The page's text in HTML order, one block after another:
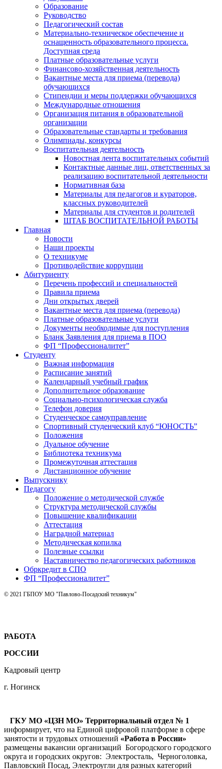
Образование
Руководство
Педагогический состав
Материально-техническое обеспечение и
оснащенность образовательного процесса.
Доступная среда
Платные образовательные услуги
Финансово-хозяйственная деятельность
Вакантные места для приема (перевода)
обучающихся
Стипендии и меры поддержки обучающихся
Международные отношения
Организация питания в образовательной
организации
Образовательные стандарты и требования
Олимпиады, конкурсы
Воспитательная деятельность
Новостная лента воспитательных событий
Контактные данные лиц, ответственных за
реализацию воспитательной деятельности
Нормативная база
Материалы для педагогов и кураторов,
классных руководителей
Материалы для студентов и родителей
ШТАБ ВОСПИТАТЕЛЬНОЙ РАБОТЫ
Главная
Новости
Наши проекты
О техникуме
Противодействие коррупции
Абитуриенту
Перечень профессий и специальностей
Правила приема
Дни открытых дверей
Вакантные места для приема (перевода)
Платные образовательные услуги
Документы необходимые для поступления
Бланк Заявления для приема в ПОО
ФП “Профессионалитет”
Студенту
Важная информация
Расписание занятий
Календарный учебный график
Дополнительное образование
Социально-психологическая служба
Телефон доверия
Студенческое самоуправление
Спортивный студенческий клуб “ЮНОСТЬ”
Положения
Дуальное обучение
Библиотека техникума
Промежуточная аттестация
Дистанционное обучение
Выпускнику
Педагогу
Положение о методической службе
Структура методической службы
Повышение квалификации
Аттестация
Наградной материал
Методическая копилка
Полезные ссылки
Наставничество педагогических работников
Обркредит в СПО
ФП “Профессионалитет”
© 2021 ГБПОУ МО "Павлово-Посадский техникум"
РАБОТА
РОССИИ
Кадровый центр
г. Ногинск
ГКУ МО «ЦЗН МО» Территориальный отдел № 1
информирует, что на Единой цифровой платформе в сфере
занятости и трудовых отношений «Работа в России»
размещены вакансии организаций Богородского городского
округа и городских округов: Электросталь, Черноголовка,
Павловский Посад, Электроугли для разных категорий